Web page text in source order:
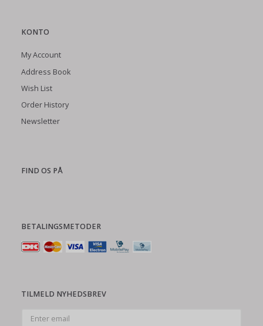
KONTO
My Account
Address Book
Wish List
Order History
Newsletter
FIND OS PÅ
BETALINGSMETODER
TILMELD NYHEDSBREV
email